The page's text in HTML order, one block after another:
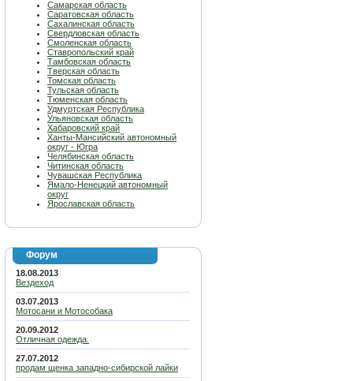
Самарская область
Саратовская область
Сахалинская область
Свердловская область
Смоленская область
Ставропольский край
Тамбовская область
Тверская область
Томская область
Тульская область
Тюменская область
Удмуртская Республика
Ульяновская область
Хабаровский край
Ханты-Мансийский автономный
округ - Югра
Челябинская область
Читинская область
Чувашская Республика
Ямало-Ненецкий автономный
округ
Ярославская область
Форум
18.08.2013
Вездеход
03.07.2013
Мотосани и Мотособака
20.09.2012
Отличная одежда.
27.07.2012
продам щенка западно-сибирской лайки